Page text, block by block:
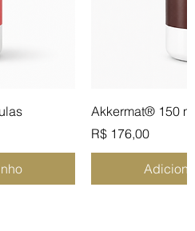
Akkermat® 150
Preço
R$ 176,00